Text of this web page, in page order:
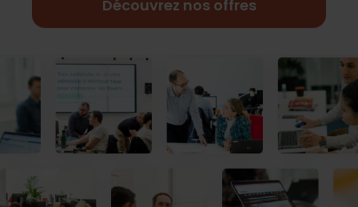
Découvrez nos offres